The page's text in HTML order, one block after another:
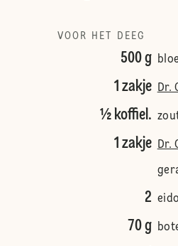
VOOR HET DEEG
500 g
1 zakje Dr.
½ koffiel.
1 zakje Dr.
2
70 g